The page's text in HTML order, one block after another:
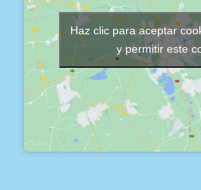
Haz clic para aceptar
y permitir este